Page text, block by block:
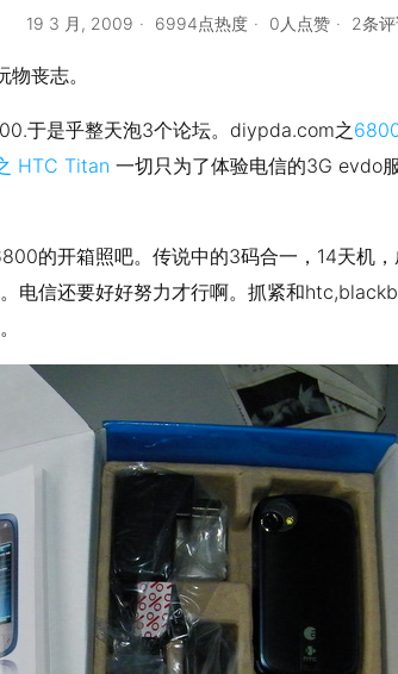
19 3 月, 2009 6994点热度 0人点赞 2条
丧志。
于是乎整天泡3个论坛。diypda.com之
HTC Titan 一切只为了体验电信的3G evdo
的开箱照吧。传说中的3码合一，14天机
电信还要好好努力才行啊。抓紧和